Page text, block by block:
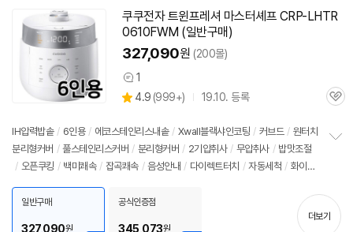
쿠쿠전자 트윈프레셔 마스터셰프 CRP-LHTR
0610FWM (일반구매)
327,090원 (200몰)
상
품
견
1
별
4.9 (상
리
뷰
999+) 19.10. 등록
관
IH압력밥솥 / 6인용 / 에코스테인리스내솥 / Xwall블랙샤인코팅 / 커브드 / 원터치
분리형커버 / 풀스테인리스커버 / 분리형커버 / 2기압취사 / 무압취사 / 밥맛조절
/ 오픈쿠킹 / 백미쾌속 / 잡곡쾌속 / 음성안내 / 다이렉트터치 / 자동세척 / 화이
(가로x세로x깊이): 262x260x380mm
기
일반구매
327,090원
공식인증점
345,073원
더보기